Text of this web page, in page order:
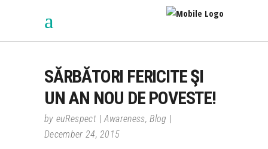
SĂRBĂTORI FERICITE ŞI
UN AN NOU DE POVESTE!
by euRespect Awareness,Blog
December 24, 2015